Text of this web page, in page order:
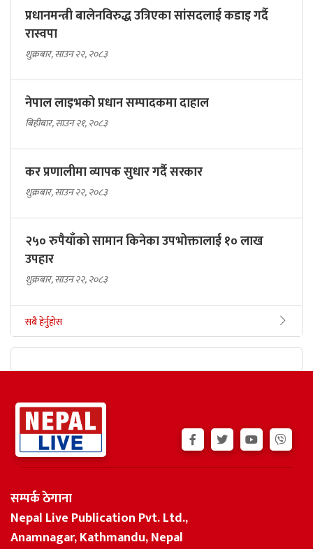
प्रधानमन्त्री बालेनविरुद्ध उत्रिएका सांसदलाई कडाइ गर्दै
रास्वपा
शुक्रबार, साउन २२, २०८३
नेपाल लाइभको प्रधान सम्पादकमा दाहाल
बिहीबार, साउन २१, २०८३
कर प्रणालीमा व्यापक सुधार गर्दै सरकार
शुक्रबार, साउन २२, २०८३
२५० रुपैयाँको सामान किनेका उपभोक्तालाई १० लाख
उपहार
शुक्रबार, साउन २२, २०८३
सबै हेर्नुहोस
सम्पर्क ठेगाना
Nepal Live Publication Pvt. Ltd.,
Anamnagar, Kathmandu, Nepal